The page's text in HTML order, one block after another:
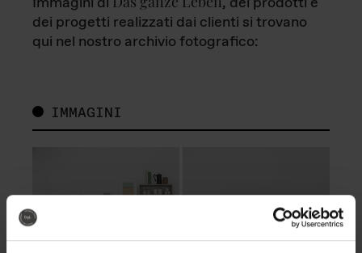
dei progetti realizzati dai clienti si trovano
qui nel nostro archivio fotografico:
IMMAGINI